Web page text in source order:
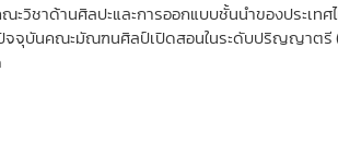
ชาด้านศิลปะและการออกแบบชั้นนำของประเทศ
จุบันคณะมัณฑนศิลป์เปิดสอนในระดับปริญญาต